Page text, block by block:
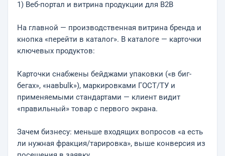
1) Веб-портал и витрина продукции для B2B
На главной — производственная витрина бренда и
кнопка «перейти в каталог». В каталоге — карточки
ключевых продуктов:
Карточки снабжены бейджами упаковки («в биг-
бегах», «навbulk»), маркировками ГОСТ/ТУ и
применяемыми стандартами — клиент видит
«правильный» товар с первого экрана.
Зачем бизнесу: меньше входящих вопросов «а есть
ли нужная фракция/тарировка», выше конверсия из